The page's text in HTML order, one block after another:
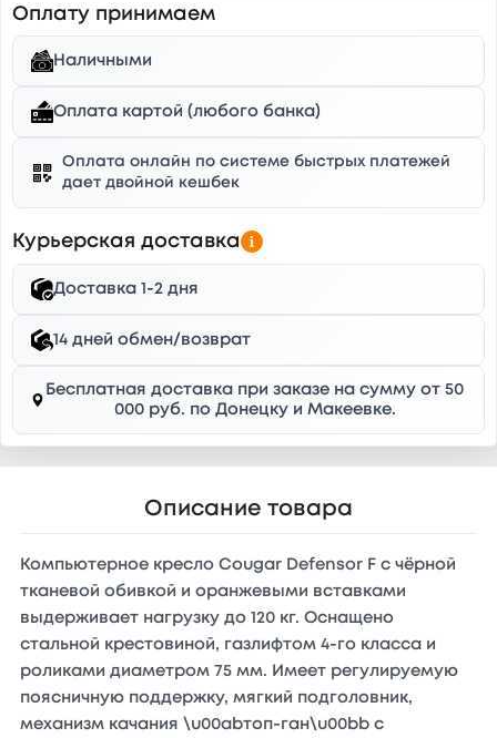
Оплату принимаем
Наличными
Оплата картой (любого банка)
Оплата онлайн по системе быстрых платежей
дает двойной кешбек
Курьерская доставка
Доставка 1-2 дня
14 дней обмен/возврат
Бесплатная доставка при заказе на сумму от 50
000 руб. по Донецку и Макеевке.
Описание товара
Компьютерное кресло Cougar Defensor F с чёрной
тканевой обивкой и оранжевыми вставками
выдерживает нагрузку до 120 кг. Оснащено
стальной крестовиной, газлифтом 4-го класса и
роликами диаметром 75 мм. Имеет регулируемую
поясничную поддержку, мягкий подголовник,
механизм качания \u00abтоп-ган\u00bb с